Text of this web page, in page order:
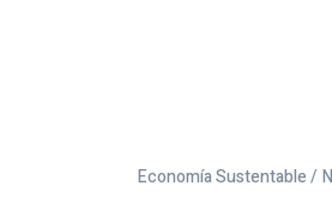
Economía Sustentable /